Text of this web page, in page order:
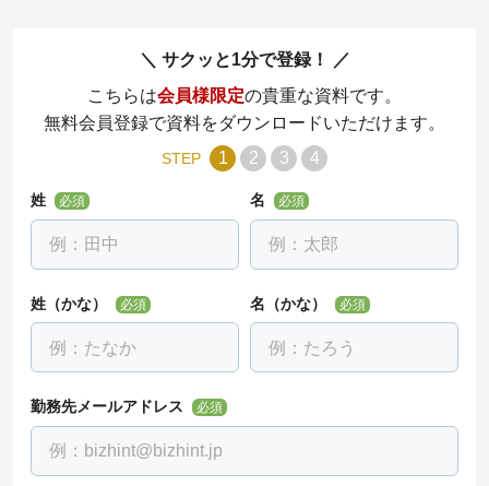
サクッと1分で登録！
こちらは会員様限定の貴重な資料です。
無料会員登録で資料をダウンロードいただけます。
STEP 1 2 3 4
姓 必須 名 必須
姓（かな） 必須 名（かな） 必須
勤務先メールアドレス 必須